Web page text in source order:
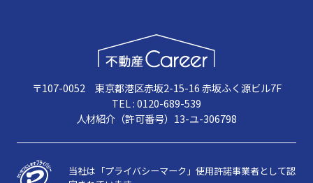
〒107-0052 東京都港区赤坂2-15-16 赤坂ふく源ビル7F
TEL : 0120-689-539
人材紹介（許可番号）13-ユ-306798
当社は「プライバシーマーク」使用許諾事業者として認